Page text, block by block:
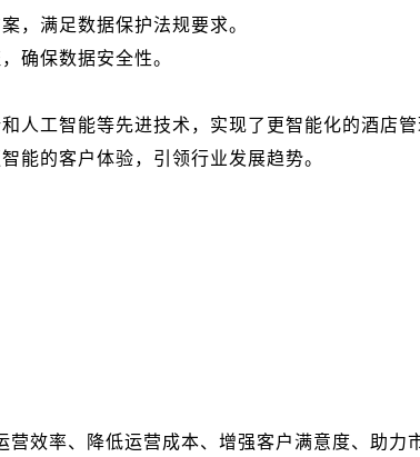
，满足数据保护法规要求。
确保数据安全性。
人工智能等先进技术，实现了更智能化的酒店管
能的客户体验，引领行业发展趋势。
效率、降低运营成本、增强客户满意度、助